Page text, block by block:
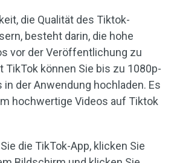
die Qualität des Tiktok-
besteht darin, die hohe
vor der Veröffentlichung zu
TikTok können Sie bis zu 1080p-
der Anwendung hochladen. Es
hochwertige Videos auf Tiktok
die TikTok-App, klicken Sie